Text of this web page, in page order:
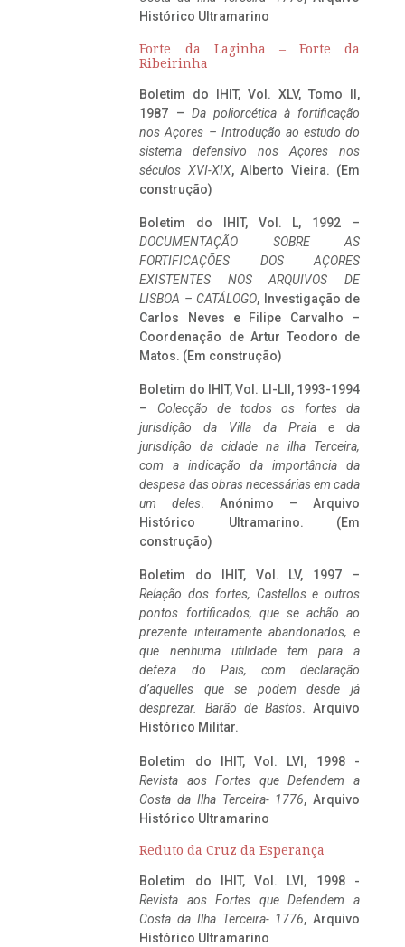
Histórico Ultramarino
Forte da Laginha – Forte da
Ribeirinha
Boletim do IHIT, Vol. XLV, Tomo II,
1987 – Da poliorcética à fortificação
nos Açores – Introdução ao estudo do
sistema defensivo nos Açores nos
séculos XVI-XIX, Alberto Vieira. (Em
construção)
Boletim do IHIT, Vol. L, 1992 –
DOCUMENTAÇÃO SOBRE AS
FORTIFICAÇÕES DOS AÇORES
EXISTENTES NOS ARQUIVOS DE
LISBOA – CATÁLOGO, Investigação de
Carlos Neves e Filipe Carvalho –
Coordenação de Artur Teodoro de
Matos. (Em construção)
Boletim do IHIT, Vol. LI-LII, 1993-1994
– Colecção de todos os fortes da
jurisdição da Villa da Praia e da
jurisdição da cidade na ilha Terceira,
com a indicação da importância da
despesa das obras necessárias em cada
um deles. Anónimo – Arquivo
Histórico Ultramarino. (Em
construção)
Boletim do IHIT, Vol. LV, 1997 –
Relação dos fortes, Castellos e outros
pontos fortificados, que se achão ao
prezente inteiramente abandonados, e
que nenhuma utilidade tem para a
defeza do Pais, com declaração
d’aquelles que se podem desde já
desprezar. Barão de Bastos. Arquivo
Histórico Militar.
Boletim do IHIT, Vol. LVI, 1998 -
Revista aos Fortes que Defendem a
Costa da Ilha Terceira- 1776, Arquivo
Histórico Ultramarino
Reduto da Cruz da Esperança
Boletim do IHIT, Vol. LVI, 1998 -
Revista aos Fortes que Defendem a
Costa da Ilha Terceira- 1776, Arquivo
Histórico Ultramarino